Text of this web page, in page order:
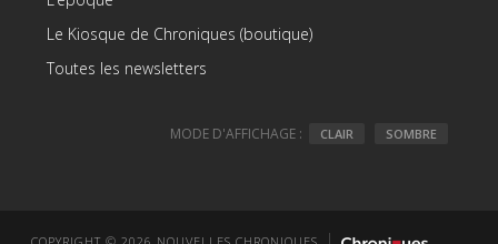
Le Kiosque de Chroniques (boutique)
Toutes les newsletters
MODE D'AFFICHAGE : CLAIR SOMBRE